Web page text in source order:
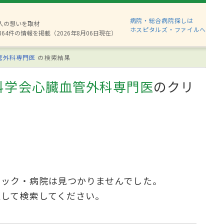
の想いを取材
件の情報を掲載（2026年8月06日現在）
病院・総合病院探しは
ホスピタルズ・ファイルへ
外科専門医 の検索結果
会心臓血管外科専門医のクリ
ク・病院は見つかりませんでした。
て検索してください。